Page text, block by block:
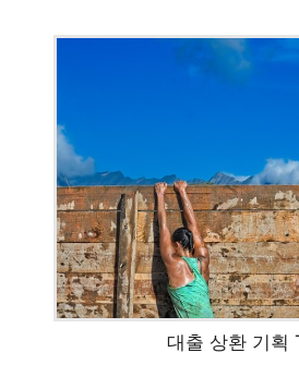
대출 상환 기획